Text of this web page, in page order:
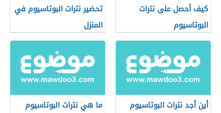
كيف أحصل على نترات
البوتاسيوم
تحضير نترات البوتاسيوم في
المنزل
أين أجد نترات البوتاسيوم
ما هي نترات البوتاسيوم